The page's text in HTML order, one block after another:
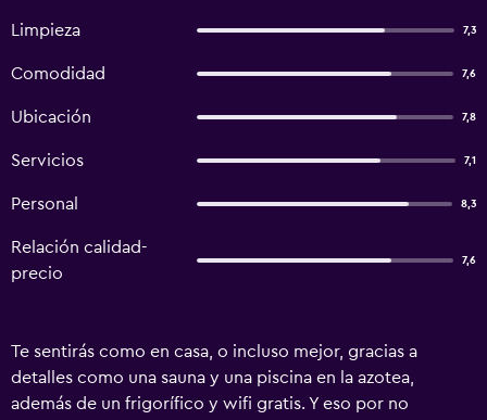
Limpieza 7,3
Comodidad 7,6
Ubicación 7,8
Servicios 7,1
Personal 8,3
Relación calidad-
precio
7,6
Te sentirás como en casa, o incluso mejor, gracias a
detalles como una sauna y una piscina en la azotea,
además de un frigorífico y wifi gratis. Y eso por no